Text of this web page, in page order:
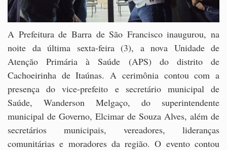
A Prefeitura de Barra de São Francisco inaugurou, na
noite da última sexta-feira (3), a nova Unidade de
Atenção Primária à Saúde (APS) do distrito de
Cachoeirinha de Itaúnas. A cerimônia contou com a
presença do vice-prefeito e secretário municipal de
Saúde, Wanderson Melgaço, do superintendente
municipal de Governo, Elcimar de Souza Alves, além de
secretários municipais, vereadores, lideranças
comunitárias e moradores da região. O evento contou